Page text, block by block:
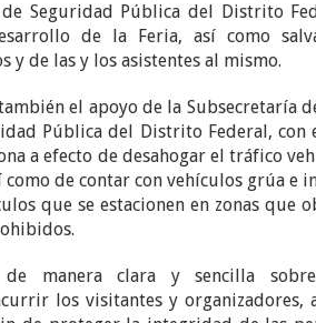
Seguridad Pública del Distrito
de la Feria, así como
y de las y los asistentes al mismo.
el apoyo de la Subsecretaría
Pública del Distrito Federal,
a efecto de desahogar el tráfico
de contar con vehículos grúa e
que se estacionen en zonas que
manera clara y sencilla
los visitantes y organizadores,